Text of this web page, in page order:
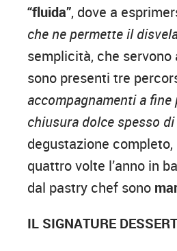
“fluida”, dove a
che ne permette il
semplicità, che
sono presenti tre
accompagnamenti a
chiusura dolce spesso
degustazione completo,
quattro volte l’anno in
dal pastry chef sono
IL SIGNATURE